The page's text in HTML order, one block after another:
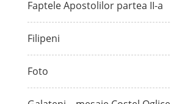
Faptele Apostolilor partea II-a
Filipeni
Foto